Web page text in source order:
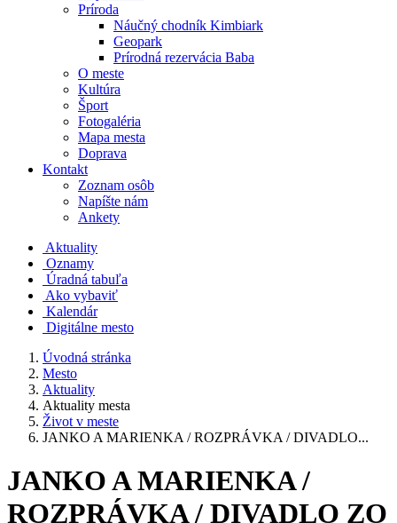
Príroda
Náučný chodník Kimbiark
Geopark
Prírodná rezervácia Baba
O meste
Kultúra
Šport
Fotogaléria
Mapa mesta
Doprava
Kontakt
Zoznam osôb
Napíšte nám
Ankety
Aktuality
Oznamy
Úradná tabuľa
Ako vybaviť
Kalendár
Digitálne mesto
Úvodná stránka
Mesto
Aktuality
Aktuality mesta
Život v meste
JANKO A MARIENKA / ROZPRÁVKA / DIVADLO...
JANKO A MARIENKA /
ROZPRÁVKA / DIVADLO ZO